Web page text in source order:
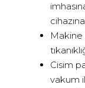
Makine
Cisim
vakum